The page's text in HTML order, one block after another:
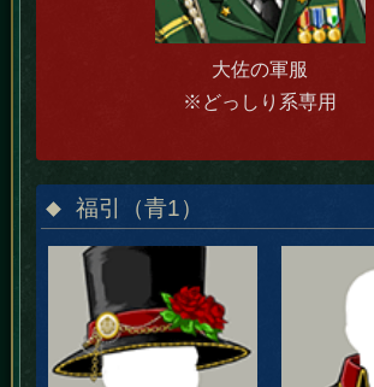
大佐の軍服
※どっしり系専用
福引（青1）